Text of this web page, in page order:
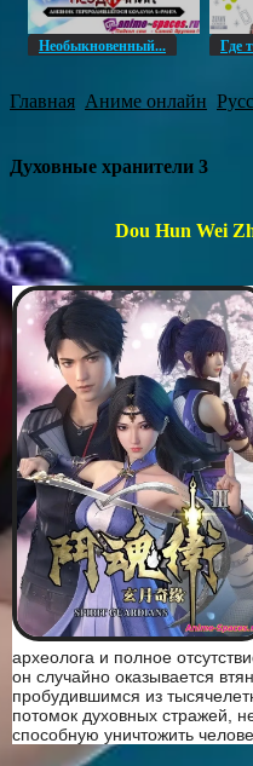
Необыкновенный... Где
Главная Аниме онлайн
Духовные хранители 3
Dou Hun Wei
археолога и полное
он случайно оказывается
пробудившимся из
потомок духовных стражей,
способную уничтожить